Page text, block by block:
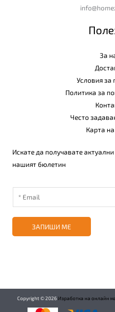
За
Условия за
Политика за
Често
Карта
Искате да получавате
нашият бюлетин
ЗАПИШИ МЕ
Copyright ©2026 Изработка на онлайн